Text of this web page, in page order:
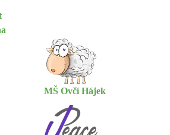
MŠ Ovčí Hájek